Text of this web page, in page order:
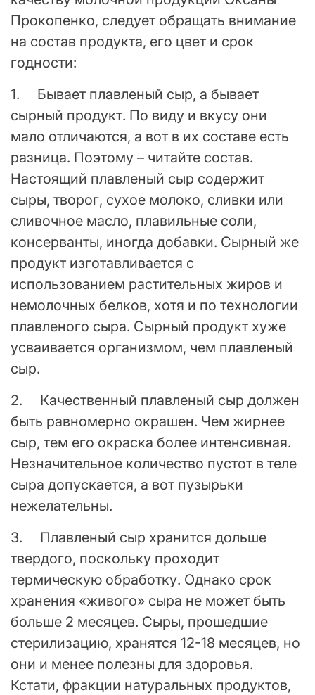
Прокопенко, следует обращать внимание
на состав продукта, его цвет и срок
годности:
1. Бывает плавленый сыр, а бывает
сырный продукт. По виду и вкусу они
мало отличаются, а вот в их составе есть
разница. Поэтому – читайте состав.
Настоящий плавленый сыр содержит
сыры, творог, сухое молоко, сливки или
сливочное масло, плавильные соли,
консерванты, иногда добавки. Сырный же
продукт изготавливается с
использованием растительных жиров и
немолочных белков, хотя и по технологии
плавленого сыра. Сырный продукт хуже
усваивается организмом, чем плавленый
сыр.
2. Качественный плавленый сыр должен
быть равномерно окрашен. Чем жирнее
сыр, тем его окраска более интенсивная.
Незначительное количество пустот в теле
сыра допускается, а вот пузырьки
нежелательны.
3. Плавленый сыр хранится дольше
твердого, поскольку проходит
термическую обработку. Однако срок
хранения «живого» сыра не может быть
больше 2 месяцев. Сыры, прошедшие
стерилизацию, хранятся 12-18 месяцев, но
они и менее полезны для здоровья.
Кстати, фракции натуральных продуктов,